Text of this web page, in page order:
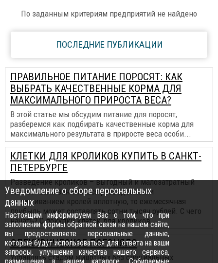
По заданным критериям предприятий не найдено
ПОСЛЕДНИЕ ПУБЛИКАЦИИ
ПРАВИЛЬНОЕ ПИТАНИЕ ПОРОСЯТ: КАК
ВЫБРАТЬ КАЧЕСТВЕННЫЕ КОРМА ДЛЯ
МАКСИМАЛЬНОГО ПРИРОСТА ВЕСА?
В этой статье мы обсудим питание для поросят,
разберемся как подбирать качественные корма для
максимального результата в приросте веса особи...
КЛЕТКИ ДЛЯ КРОЛИКОВ КУПИТЬ В САНКТ-
ПЕТЕРБУРГЕ
Разведение кроликов – выгодный и малозатратный
бизнес. Если заниматься разведением и
выращиванием кролей вплотную, то ежемесячная
прибыль может составлять сотни тысяч рублей. С чего
начать? С покупки клеток для кроликов...
ЭЛЕКТРИЧЕСКОЕ ПОГОНЯЛО
Управлять стадом животных без специальных
Уведомление о сборе персональных
данных
Настоящим информируем Вас о том, что при
заполнении формы обратной связи на нашем сайте,
вы предоставляете персональные данные,
которые будут использоваться для: ответа на ваши
запросы, улучшения качества нашего сервиса,